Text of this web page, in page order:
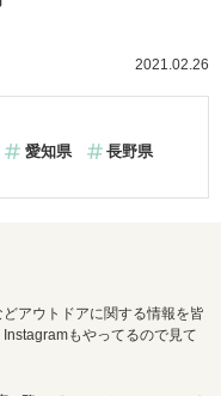
2021.02.26
愛知県
長野県
アウトドアに関する情報を皆
もやってるので見て